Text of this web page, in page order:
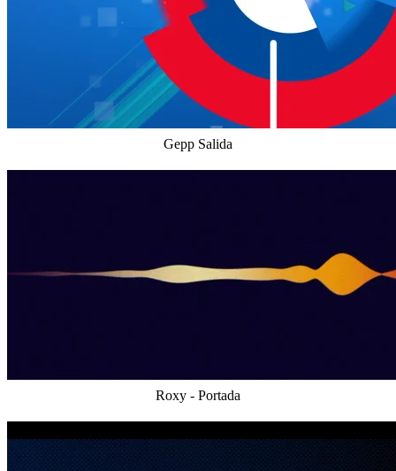
Gepp Salida
Roxy - Portada